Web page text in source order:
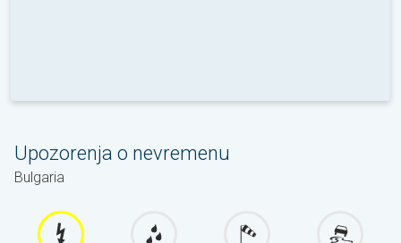
Upozorenja o nevremenu
Bulgaria